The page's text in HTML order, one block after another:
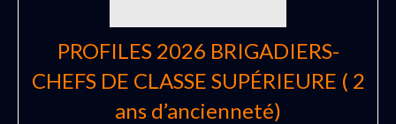
PROFILES 2026 BRIGADIERS-
CHEFS DE CLASSE SUPÉRIEURE ( 2
ans d’ancienneté)